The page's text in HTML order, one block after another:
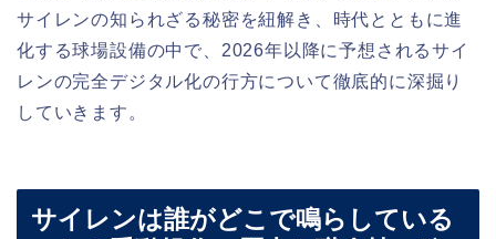
サイレンの知られざる秘密を紐解き、時代とともに進
化する球場設備の中で、2026年以降に予想されるサイ
レンの完全デジタル化の行方について徹底的に深掘り
していきます。
サイレンは誰がどこで鳴らしている